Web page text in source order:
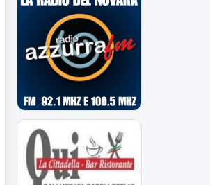
Risoluzione
contrattuale con
Attanasio e Camolese
Risoluzione
contrattuale con
Alberti
Acquisti/Cessioni
"Sessione Estiva
2026/2027"
tutte le operazioni degli